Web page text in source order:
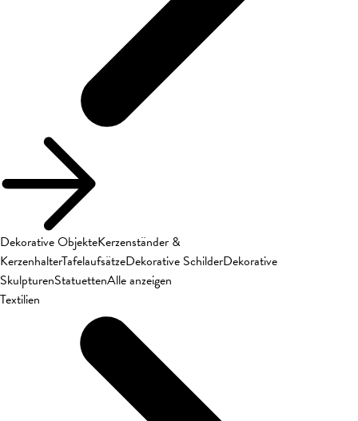
Dekorative ObjekteKerzenständer &
KerzenhalterTafelaufsätzeDekorative SchilderDekorative
SkulpturenStatuettenAlle anzeigen
Textilien